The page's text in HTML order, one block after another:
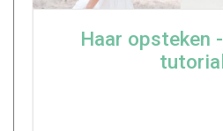
Haar opsteken